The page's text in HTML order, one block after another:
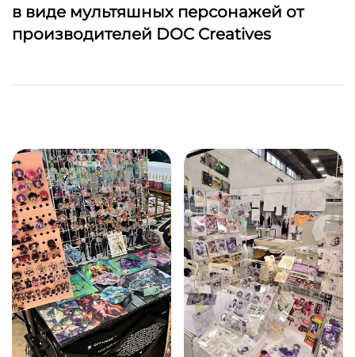
в виде мультяшных персонажей от
производителей DOC Creatives